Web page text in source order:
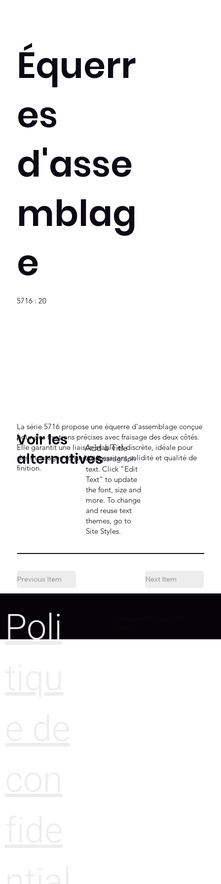
Équerr
es
d'asse
mblag
e
5716 : 20
La série 5716 propose une équerre d’assemblage conçue
pour des fixations précises avec fraisage des deux côtés.
Elle garantit une liaison stable et discrète, idéale pour
des montages soignés nécessitant solidité et qualité de
finition.
Voir les
alternativesAdd paragraph
text. Click “Edit
Text” to update
the font, size and
more. To change
and reuse text
themes, go to
Site Styles.
Add a Title
Previous Item Next Item
Poli